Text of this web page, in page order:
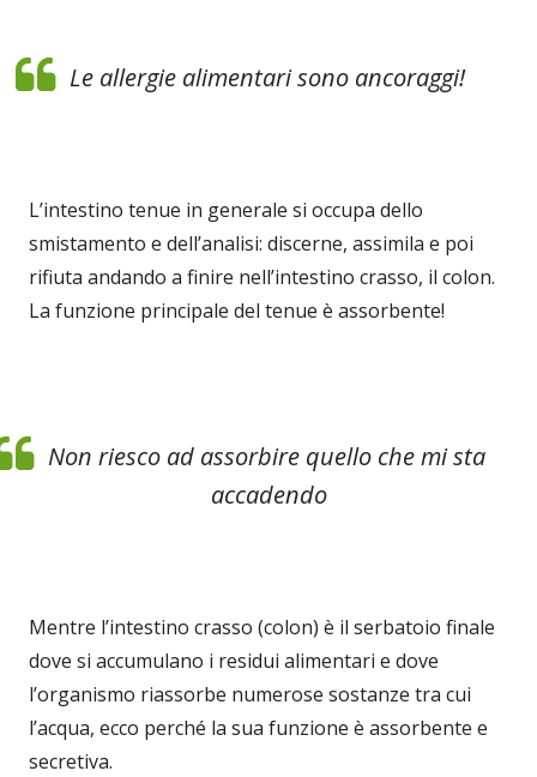
Le allergie alimentari sono ancoraggi!
L’intestino tenue in generale si occupa dello
smistamento e dell’analisi: discerne, assimila e poi
rifiuta andando a finire nell’intestino crasso, il colon.
La funzione principale del tenue è assorbente!
Non riesco ad assorbire quello che mi sta
accadendo
Mentre l’intestino crasso (colon) è il serbatoio finale
dove si accumulano i residui alimentari e dove
l’organismo riassorbe numerose sostanze tra cui
l’acqua, ecco perché la sua funzione è assorbente e
secretiva.